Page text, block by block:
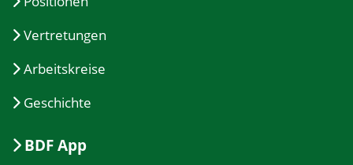
Vertretungen
Arbeitskreise
Geschichte
BDF App